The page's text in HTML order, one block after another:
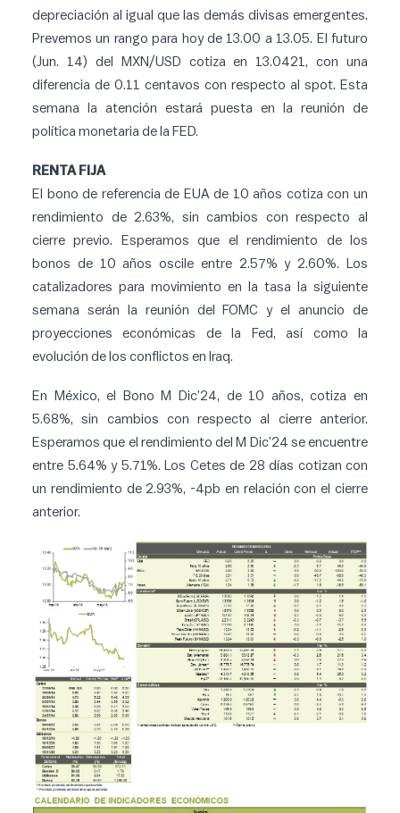
depreciación al igual que las demás divisas emergentes.
Prevemos un rango para hoy de 13.00 a 13.05. El futuro
(Jun. 14) del MXN/USD cotiza en 13.0421, con una
diferencia de 0.11 centavos con respecto al spot. Esta
semana la atención estará puesta en la reunión de
política monetaria de la FED.
RENTA FIJA
El bono de referencia de EUA de 10 años cotiza con un
rendimiento de 2.63%, sin cambios con respecto al
cierre previo. Esperamos que el rendimiento de los
bonos de 10 años oscile entre 2.57% y 2.60%. Los
catalizadores para movimiento en la tasa la siguiente
semana serán la reunión del FOMC y el anuncio de
proyecciones económicas de la Fed, así como la
evolución de los conflictos en Iraq.
En México, el Bono M Dic’24, de 10 años, cotiza en
5.68%, sin cambios con respecto al cierre anterior.
Esperamos que el rendimiento del M Dic’24 se encuentre
entre 5.64% y 5.71%. Los Cetes de 28 días cotizan con
un rendimiento de 2.93%, -4pb en relación con el cierre
anterior.